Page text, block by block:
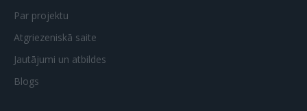
Par projektu
Atgriezeniskā saite
Jautājumi un atbildes
Blogs